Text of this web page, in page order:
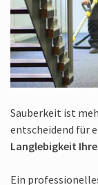
Sauberkeit ist
entscheidend für
Langlebigkeit
Ein